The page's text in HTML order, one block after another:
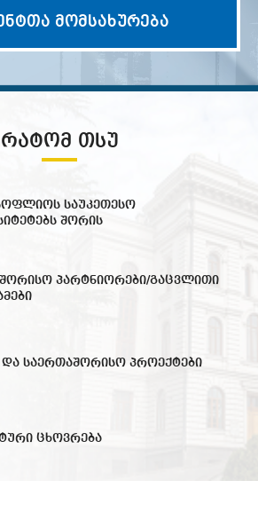
მომსახურება
ᲠᲐᲢᲝᲛ ᲗᲡᲣ
საუკეთესო
შორის
პარტნიორები/გაცვლითი
და საერთაშორისო პროექტები
ცხოვრება